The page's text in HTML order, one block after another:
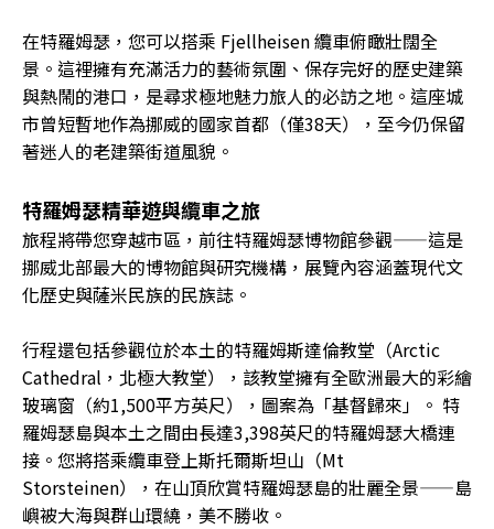
在特羅姆瑟，您可以搭乘 Fjellheisen 纜車俯瞰壯闊全
景。這裡擁有充滿活力的藝術氛圍、保存完好的歷史建築
與熱鬧的港口，是尋求極地魅力旅人的必訪之地。這座城
市曾短暫地作為挪威的國家首都（僅38天），至今仍保留
著迷人的老建築街道風貌。
特羅姆瑟精華遊與纜車之旅
旅程將帶您穿越市區，前往特羅姆瑟博物館參觀——這是
挪威北部最大的博物館與研究機構，展覽內容涵蓋現代文
化歷史與薩米民族的民族誌。
行程還包括參觀位於本土的特羅姆斯達倫教堂（Arctic
Cathedral，北極大教堂），該教堂擁有全歐洲最大的彩繪
玻璃窗（約1,500平方英尺），圖案為「基督歸來」。 特
羅姆瑟島與本土之間由長達3,398英尺的特羅姆瑟大橋連
接。您將搭乘纜車登上斯托爾斯坦山（Mt
Storsteinen），在山頂欣賞特羅姆瑟島的壯麗全景——島
嶼被大海與群山環繞，美不勝收。